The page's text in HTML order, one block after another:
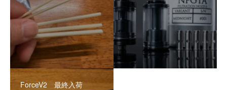
ForceV2 最終入荷